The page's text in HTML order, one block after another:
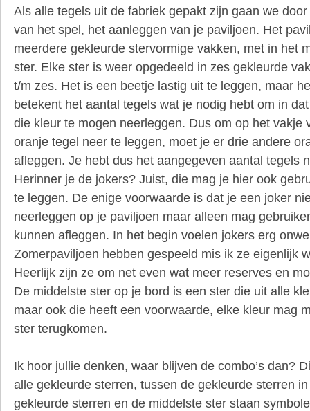
Als alle tegels uit de fabriek gepakt zijn gaan we
van het spel, het aanleggen van je paviljoen. Het
meerdere gekleurde stervormige vakken, met in het
ster. Elke ster is weer opgedeeld in zes gekleurde
t/m zes. Het is een beetje lastig uit te leggen, maar
betekent het aantal tegels wat je nodig hebt om in
die kleur te mogen neerleggen. Dus om op het vakje
oranje tegel neer te leggen, moet je er drie andere
afleggen. Je hebt dus het aangegeven aantal tegels
Herinner je de jokers? Juist, die mag je hier ook
te leggen. De enige voorwaarde is dat je een joker
neerleggen op je paviljoen maar alleen mag
kunnen afleggen. In het begin voelen jokers erg
Zomerpaviljoen hebben gespeeld mis ik ze eigenlijk
Heerlijk zijn ze om net even wat meer reserves en
De middelste ster op je bord is een ster die uit alle
maar ook die heeft een voorwaarde, elke kleur mag
ster terugkomen.
Ik hoor jullie denken, waar blijven de combo’s dan?
alle gekleurde sterren, tussen de gekleurde sterren
gekleurde sterren en de middelste ster staan